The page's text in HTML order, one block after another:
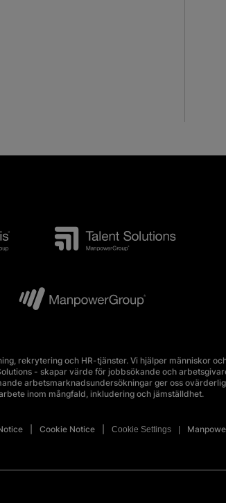
rekrytering och HR-tjänster. Vi hjälper människor
- skapar värde för jobbsökande och
arbetsmarknadsundersökningar ger oss
inom mångfald, inkludering och jämställdhet.
Cookie Notice Cookie Settings